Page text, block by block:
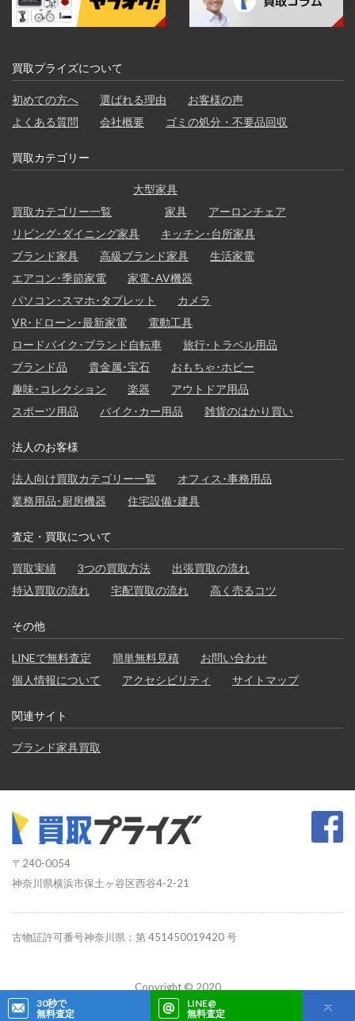
30秒で
無料査定
LINE@
無料査定
買取プライズについて
初めての方へ 選ばれる理由
お客様の声
よくある質問
会社概要 ゴミの処分・不要品回収
買取カテゴリー
買取カテゴリー一覧
大型家具
家具
アーロンチェア
リビング･ダイニング家具
キッチン･台所家具
ブランド家具
高級ブランド家具
生活家電
エアコン･季節家電
家電･AV機器
パソコン･スマホ･タブレット
カメラ
VR･ドローン･最新家電
電動工具
ロードバイク･ブランド自転車
旅行･トラベル用品
ブランド品
貴金属･宝石
おもちゃ･ホビー
趣味･コレクション
楽器
アウトドア用品
スポーツ用品
バイク･カー用品 雑貨のはかり買い
法人のお客様
法人向け買取カテゴリー一覧
オフィス･事務用品
業務用品･厨房機器
住宅設備･建具
査定・買取について
買取実績 3つの買取方法
出張買取の流れ
持込買取の流れ
宅配買取の流れ 高く売るコツ
その他
LINEで無料査定 簡単無料見積
お問い合わせ
個人情報について
アクセシビリティ サイトマップ
関連サイト
ブランド家具買取
〒240-0054
神奈川県横浜市保土ヶ谷区西谷4-2-21
古物証許可番号神奈川県：第 451450019420 号
Copyright © 2020
買取プライズ All Rights Reserved.